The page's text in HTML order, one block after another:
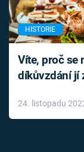
HISTORIE
Víte, proč se
díkůvzdání jí
24. listopadu